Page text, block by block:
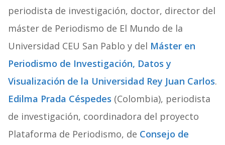
periodista de investigación, doctor, director del
máster de Periodismo de El Mundo de la
Universidad CEU San Pablo y del Máster en
Periodismo de Investigación, Datos y
Visualización de la Universidad Rey Juan Carlos.
Edilma Prada Céspedes (Colombia), periodista
de investigación, coordinadora del proyecto
Plataforma de Periodismo, de Consejo de